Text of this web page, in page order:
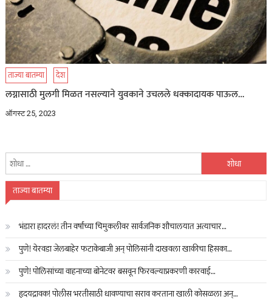
ताज्या बातम्या देश
लग्नासाठी मुलगी मिळत नसल्याने युवकाने उचलले धक्कादायक पाऊल…
ऑगस्ट 25, 2023
शोध
ताज्या बातम्या
भंडारा हादरलं! तीन वर्षांच्या चिमुकलीवर सार्वजनिक शौचालयात अत्याचार…
पुणे! येरवडा जेलबाहेर फटाकेबाजी अन् पोलिसांनी दाखवला खाकीचा हिसका…
पुणे! पोलिसांच्या वाहनाच्या बोनेटवर बसवून फिरवल्याप्रकरणी कारवाई…
हृदयद्रावक! पोलीस भरतीसाठी धावण्याचा सराव करताना खाली कोसळला अन्…